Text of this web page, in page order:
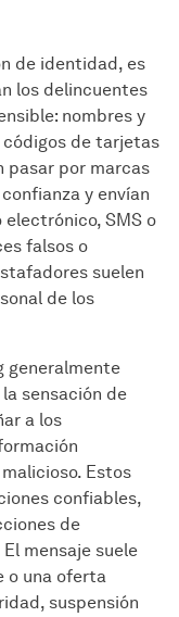
de identidad, es
los delincuentes
nombres y
de tarjetas
pasar por marcas
y envían
SMS o
falsos o
suelen
de los
generalmente
sensación de
a los
Estos
confiables,
de
mensaje suele
o una oferta
suspensión